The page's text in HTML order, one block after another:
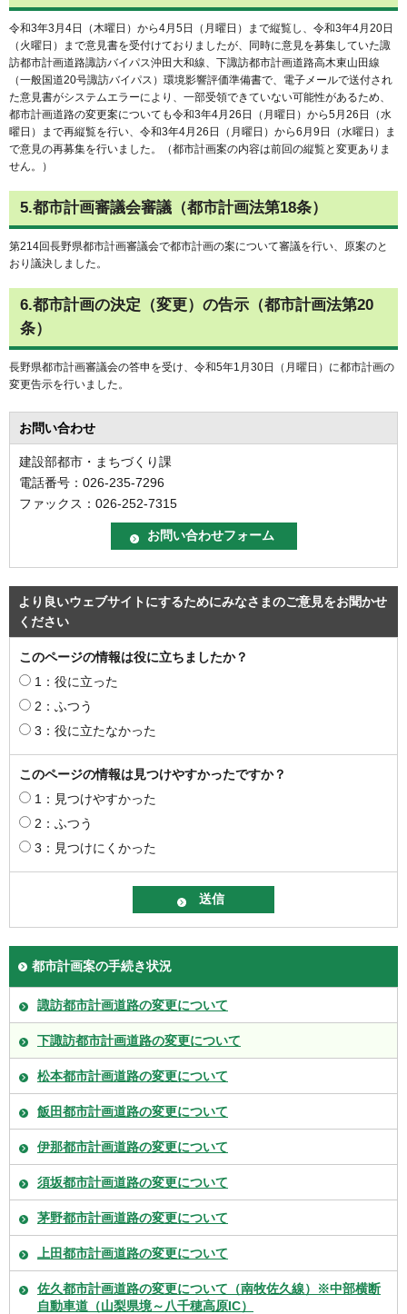
令和3年3月4日（木曜日）から4月5日（月曜日）まで縦覧し、令和3年4月20日
（火曜日）まで意見書を受付けておりましたが、同時に意見を募集していた諏
訪都市計画道路諏訪バイパス沖田大和線、下諏訪都市計画道路高木東山田線
（一般国道20号諏訪バイパス）環境影響評価準備書で、電子メールで送付され
た意見書がシステムエラーにより、一部受領できていない可能性があるため、
都市計画道路の変更案についても令和3年4月26日（月曜日）から5月26日（水
曜日）まで再縦覧を行い、令和3年4月26日（月曜日）から6月9日（水曜日）ま
で意見の再募集を行いました。（都市計画案の内容は前回の縦覧と変更ありま
せん。）
5.都市計画審議会審議（都市計画法第18条）
第214回長野県都市計画審議会で都市計画の案について審議を行い、原案のと
おり議決しました。
6.都市計画の決定（変更）の告示（都市計画法第20
条）
長野県都市計画審議会の答申を受け、令和5年1月30日（月曜日）に都市計画の
変更告示を行いました。
お問い合わせ
建設部都市・まちづくり課
電話番号：026-235-7296
ファックス：026-252-7315
より良いウェブサイトにするためにみなさまのご意見をお聞かせ
ください
このページの情報は役に立ちましたか？
1：役に立った
2：ふつう
3：役に立たなかった
このページの情報は見つけやすかったですか？
1：見つけやすかった
2：ふつう
3：見つけにくかった
都市計画案の手続き状況
諏訪都市計画道路の変更について
下諏訪都市計画道路の変更について
松本都市計画道路の変更について
飯田都市計画道路の変更について
伊那都市計画道路の変更について
須坂都市計画道路の変更について
茅野都市計画道路の変更について
上田都市計画道路の変更について
佐久都市計画道路の変更について（南牧佐久線）※中部横断
自動車道（山梨県境～八千穂高原IC）